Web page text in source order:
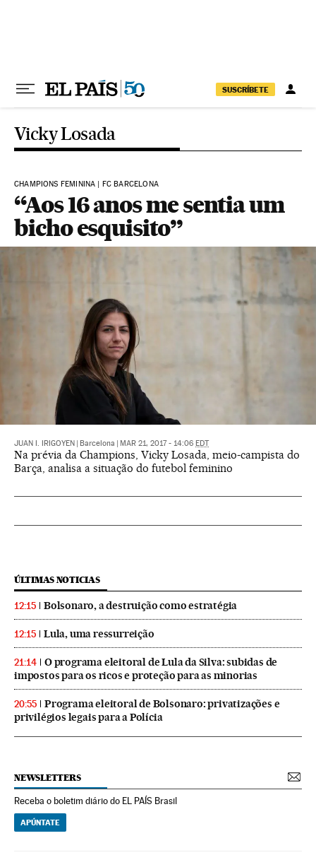
SUSCRÍBETE
Vicky Losada
CHAMPIONS FEMININA | FC BARCELONA
“Aos 16 anos me sentia um
bicho esquisito”
JUAN I. IRIGOYEN Barcelona MAR 21, 2017 - 14:06 EDT
Na prévia da Champions, Vicky Losada, meio-campista do
Barça, analisa a situação do futebol feminino
ÚLTIMAS NOTICIAS
12:15 Bolsonaro, a destruição como estratégia
12:15 Lula, uma ressurreição
21:14
O programa eleitoral de Lula da Silva: subidas de
impostos para os ricos e proteção para as minorias
20:55
Programa eleitoral de Bolsonaro: privatizações e
privilégios legais para a Polícia
NEWSLETTERS
Receba o boletim diário do EL PAÍS Brasil
APÚNTATE